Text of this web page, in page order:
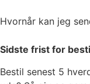
Hvornår kan jeg
Sidste frist for
Bestil senest 5